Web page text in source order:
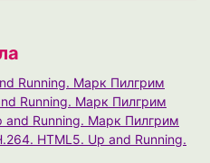
Running. Марк Пилгрим
Running. Марк Пилгрим
Running. Марк Пилгрим
HTML5. Up and Running.